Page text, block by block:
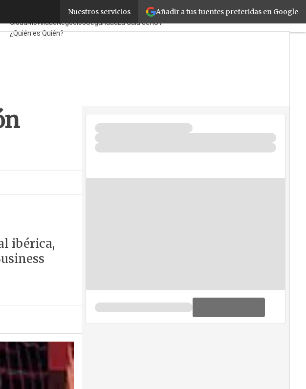
Añadir a tus fuentes preferidas en Google
Nuestros servicios
MayoristasTicPymesCorporateRetail
CloudMovilidadNegociosSeguridadLa Guía del ISV
¿Quién es Quién?
ibérica,